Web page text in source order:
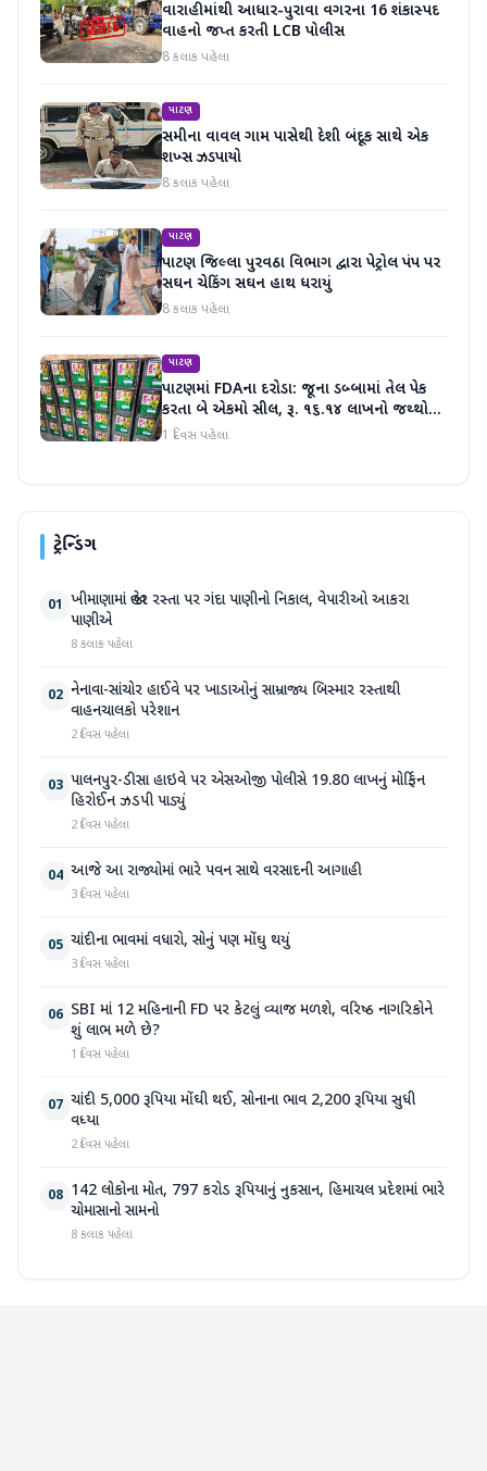
વારાહીમાંથી આધાર-પુરાવા વગરના 16 શંકાસ્પદ
વાહનો જપ્ત કરતી LCB પોલીસ
8 કલાક પહેલા
પાટણ
સમીના વાવલ ગામ પાસેથી દેશી બંદૂક સાથે એક
શખ્સ ઝડપાયો
8 કલાક પહેલા
પાટણ
પાટણ જિલ્લા પુરવઠા વિભાગ દ્વારા પેટ્રોલ પંપ પર
સઘન ચેકિંગ સઘન હાથ ધરાયું
8 કલાક પહેલા
પાટણ
પાટણમાં FDAના દરોડા: જૂના ડબ્બામાં તેલ પેક
કરતા બે એકમો સીલ, રૂ. ૧૬.૧૪ લાખનો જથ્થો
જપ્ત
1 દિવસ પહેલા
ટ્રેન્ડિંગ
01 ખીમાણામાં જાહેર રસ્તા પર ગંદા પાણીનો નિકાલ, વેપારીઓ આકરા
પાણીએ
8 કલાક પહેલા
02 નેનાવા-સાંચોર હાઈવે પર ખાડાઓનું સામ્રાજ્ય બિસ્માર રસ્તાથી
વાહનચાલકો પરેશાન
2 દિવસ પહેલા
03 પાલનપુર-ડીસા હાઇવે પર એસઓજી પોલીસે 19.80 લાખનું મોર્ફિન
હિરોઈન ઝડપી પાડ્યું
2 દિવસ પહેલા
04 આજે આ રાજ્યોમાં ભારે પવન સાથે વરસાદની આગાહી
3 દિવસ પહેલા
05 ચાંદીના ભાવમાં વધારો, સોનું પણ મોંઘુ થયું
3 દિવસ પહેલા
06 SBI માં 12 મહિનાની FD પર કેટલું વ્યાજ મળશે, વરિષ્ઠ નાગરિકોને
શું લાભ મળે છે?
1 દિવસ પહેલા
07 ચાંદી 5,000 રૂપિયા મોંઘી થઈ, સોનાના ભાવ 2,200 રૂપિયા સુધી
વધ્યા
2 દિવસ પહેલા
08 142 લોકોના મોત, 797 કરોડ રૂપિયાનું નુકસાન, હિમાચલ પ્રદેશમાં ભારે
ચોમાસાનો સામનો
8 કલાક પહેલા